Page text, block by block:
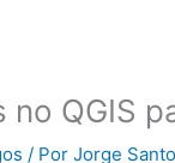
QGIS
/ Por Jorge